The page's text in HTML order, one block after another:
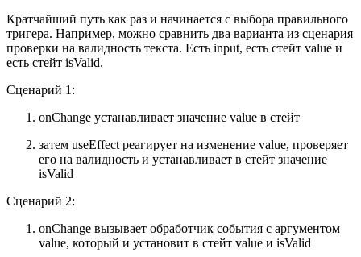
Кратчайший путь как раз и начинается с выбора правильного
тригера. Например, можно сравнить два варианта из сценария
проверки на валидность текста. Есть input, есть стейт value и
есть стейт isValid.
Сценарий 1:
onChange устанавливает значение value в стейт
затем useEffect реагирует на изменение value, проверяет
его на валидность и устанавливает в стейт значение
isValid
Сценарий 2:
onChange вызывает обработчик события с аргументом
value, который и установит в стейт value и isValid